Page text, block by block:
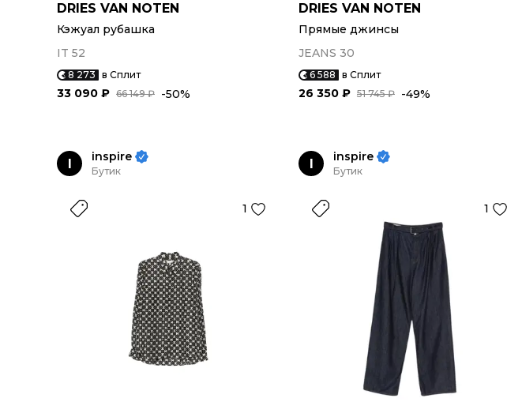
DRIES VAN NOTEN
Кэжуал рубашка
IT 52
8 273 в Сплит
66 149 ₽
33 090 ₽ -50%
DRIES VAN NOTEN
Прямые джинсы
JEANS 30
6 588 в Сплит
51 745 ₽
26 350 ₽ -49%
I inspire
Бутик
1
I inspire
Бутик
1